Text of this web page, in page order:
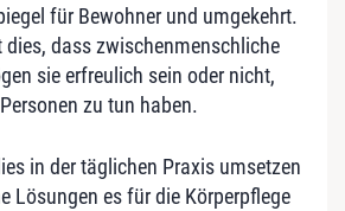
für Bewohner und umgekehrt.
dass zwischenmenschliche
sie erfreulich sein oder nicht,
zu tun haben.
in der täglichen Praxis umsetzen
Lösungen es für die Körperpflege